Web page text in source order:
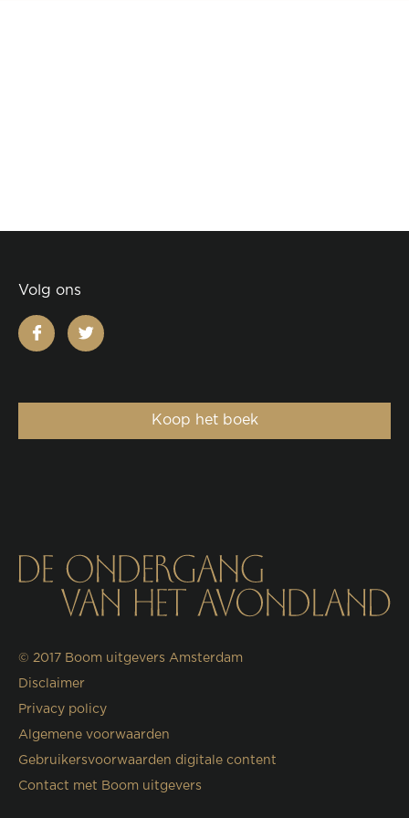
Volg ons
facebooktwitter
Koop het boek
© 2017 Boom uitgevers Amsterdam
Disclaimer
Privacy policy
Algemene voorwaarden
Gebruikersvoorwaarden digitale content
Contact met Boom uitgevers